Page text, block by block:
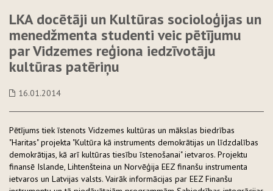
LKA docētāji un Kultūras socioloģijas un
menedžmenta studenti veic pētījumu
par Vidzemes reģiona iedzīvotāju
kultūras patēriņu
16.01.2014
Pētījums tiek īstenots Vidzemes kultūras un mākslas biedrības
"Haritas" projekta "Kultūra kā instruments demokrātijas un līdzdalības
demokrātijas, kā arī kultūras tiesību īstenošanai" ietvaros. Projektu
finansē Islande, Lihtenšteina un Norvēģija EEZ finanšu instrumenta
ietvaros un Latvijas valsts. Vairāk informācijas par EEZ Finanšu